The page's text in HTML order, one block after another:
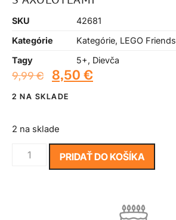
SKU
42681
Kategórie
Kategórie, LEGO Friends
Tagy
5+, Dievča
9,99€ 8,50 €
2 NA SKLADE
2 na sklade
PRIDAŤ DO KOŠÍKA